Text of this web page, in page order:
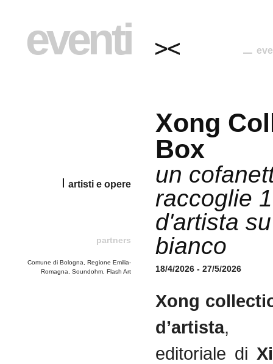
eventi
artisti e opere
partners
Comune di Bologna, Regione Emilia-
Romagna, Soundohm, Flash Art
Xong
Box
un
raccoglie
d'artista
bianco
18/4/2026 - 27/5/2026
Xong
d’artista,
editoriale di